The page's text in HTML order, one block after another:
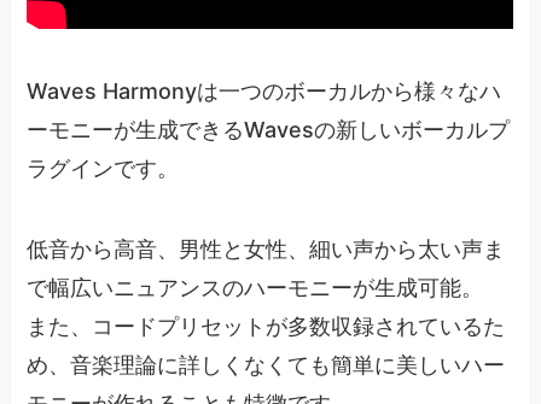
Waves Harmonyは一つのボーカルから様々なハ
ーモニーが生成できるWavesの新しいボーカルプ
ラグインです。
低音から高音、男性と女性、細い声から太い声ま
で幅広いニュアンスのハーモニーが生成可能。
また、コードプリセットが多数収録されているた
め、音楽理論に詳しくなくても簡単に美しいハー